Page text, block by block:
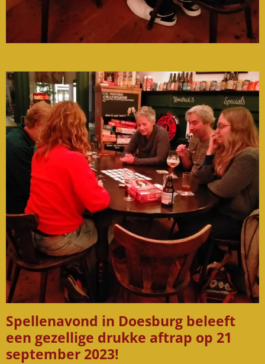
Spellenavond in Doesburg beleeft
een gezellige drukke aftrap op 21
september 2023!